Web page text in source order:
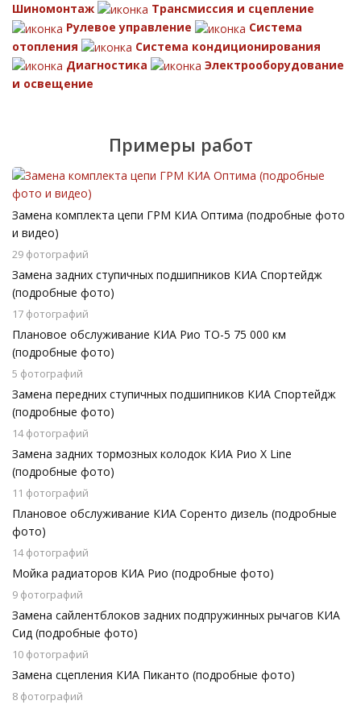
Шиномонтаж
Трансмиссия и сцепление
Рулевое управление
Система
отопления
Система кондиционирования
Диагностика
Электрооборудование
и освещение
Примеры работ
Замена комплекта цепи ГРМ КИА Оптима (подробные фото
и видео)
29 фотографий
Замена задних ступичных подшипников КИА Спортейдж
(подробные фото)
17 фотографий
Плановое обслуживание КИА Рио ТО-5 75 000 км
(подробные фото)
5 фотографий
Замена передних ступичных подшипников КИА Спортейдж
(подробные фото)
14 фотографий
Замена задних тормозных колодок КИА Рио X Line
(подробные фото)
11 фотографий
Плановое обслуживание КИА Соренто дизель (подробные
фото)
14 фотографий
Мойка радиаторов КИА Рио (подробные фото)
9 фотографий
Замена сайлентблоков задних подпружинных рычагов КИА
Сид (подробные фото)
10 фотографий
Замена сцепления КИА Пиканто (подробные фото)
8 фотографий